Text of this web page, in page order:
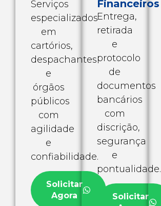
Serviços
especializados
em
cartórios,
despachantes
e
órgãos
públicos
com
agilidade
e
confiabilidade.
Solicitar
Agora
Financeiros
Entrega,
retirada
e
protocolo
de
documentos
bancários
com
discrição,
segurança
e
pontualidade.
Solicitar